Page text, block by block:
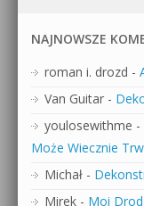
NAJNOWSZE
roman i. drozd -
Van Guitar -
youlosewithme -
Może Wiecznie
Michał -
Mirek - Moi